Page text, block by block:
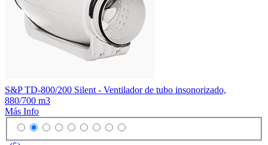
S&P TD-800/200 Silent - Ventilador de tubo insonorizado,
880/700 m3
Más Info